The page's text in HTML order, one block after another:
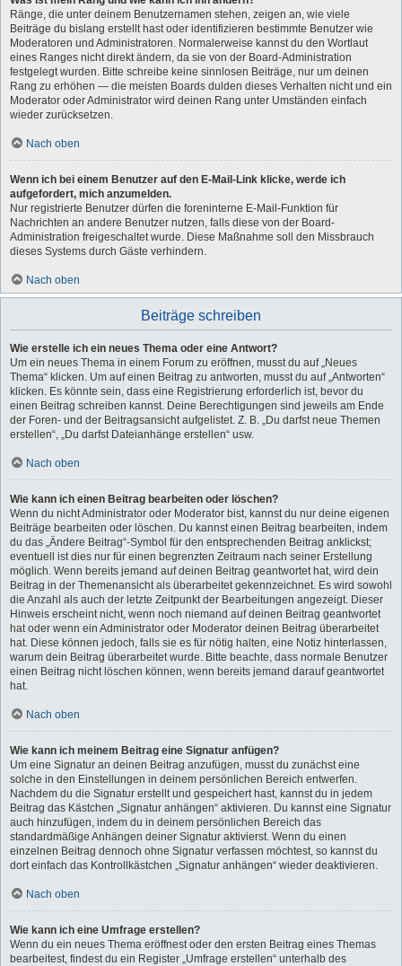
Ränge, die unter deinem Benutzernamen stehen, zeigen an, wie viele
Beiträge du bislang erstellt hast oder identifizieren bestimmte Benutzer wie
Moderatoren und Administratoren. Normalerweise kannst du den Wortlaut
eines Ranges nicht direkt ändern, da sie von der Board-Administration
festgelegt wurden. Bitte schreibe keine sinnlosen Beiträge, nur um deinen
Rang zu erhöhen — die meisten Boards dulden dieses Verhalten nicht und ein
Moderator oder Administrator wird deinen Rang unter Umständen einfach
wieder zurücksetzen.
Nach oben
Wenn ich bei einem Benutzer auf den E-Mail-Link klicke, werde ich
aufgefordert, mich anzumelden.
Nur registrierte Benutzer dürfen die foreninterne E-Mail-Funktion für
Nachrichten an andere Benutzer nutzen, falls diese von der Board-
Administration freigeschaltet wurde. Diese Maßnahme soll den Missbrauch
dieses Systems durch Gäste verhindern.
Nach oben
Beiträge schreiben
Wie erstelle ich ein neues Thema oder eine Antwort?
Um ein neues Thema in einem Forum zu eröffnen, musst du auf „Neues
Thema“ klicken. Um auf einen Beitrag zu antworten, musst du auf „Antworten“
klicken. Es könnte sein, dass eine Registrierung erforderlich ist, bevor du
einen Beitrag schreiben kannst. Deine Berechtigungen sind jeweils am Ende
der Foren- und der Beitragsansicht aufgelistet. Z. B. „Du darfst neue Themen
erstellen“, „Du darfst Dateianhänge erstellen“ usw.
Nach oben
Wie kann ich einen Beitrag bearbeiten oder löschen?
Wenn du nicht Administrator oder Moderator bist, kannst du nur deine eigenen
Beiträge bearbeiten oder löschen. Du kannst einen Beitrag bearbeiten, indem
du das „Ändere Beitrag“-Symbol für den entsprechenden Beitrag anklickst;
eventuell ist dies nur für einen begrenzten Zeitraum nach seiner Erstellung
möglich. Wenn bereits jemand auf deinen Beitrag geantwortet hat, wird dein
Beitrag in der Themenansicht als überarbeitet gekennzeichnet. Es wird sowohl
die Anzahl als auch der letzte Zeitpunkt der Bearbeitungen angezeigt. Dieser
Hinweis erscheint nicht, wenn noch niemand auf deinen Beitrag geantwortet
hat oder wenn ein Administrator oder Moderator deinen Beitrag überarbeitet
hat. Diese können jedoch, falls sie es für nötig halten, eine Notiz hinterlassen,
warum dein Beitrag überarbeitet wurde. Bitte beachte, dass normale Benutzer
einen Beitrag nicht löschen können, wenn bereits jemand darauf geantwortet
hat.
Nach oben
Wie kann ich meinem Beitrag eine Signatur anfügen?
Um eine Signatur an deinen Beitrag anzufügen, musst du zunächst eine
solche in den Einstellungen in deinem persönlichen Bereich entwerfen.
Nachdem du die Signatur erstellt und gespeichert hast, kannst du in jedem
Beitrag das Kästchen „Signatur anhängen“ aktivieren. Du kannst eine Signatur
auch hinzufügen, indem du in deinem persönlichen Bereich das
standardmäßige Anhängen deiner Signatur aktivierst. Wenn du einen
einzelnen Beitrag dennoch ohne Signatur verfassen möchtest, so kannst du
dort einfach das Kontrollkästchen „Signatur anhängen“ wieder deaktivieren.
Nach oben
Wie kann ich eine Umfrage erstellen?
Wenn du ein neues Thema eröffnest oder den ersten Beitrag eines Themas
bearbeitest, findest du ein Register „Umfrage erstellen“ unterhalb des